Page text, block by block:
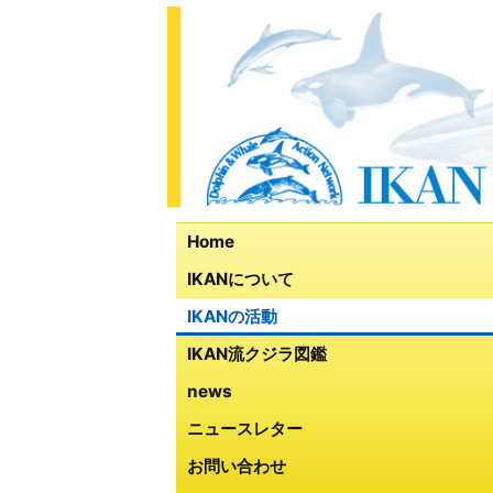
Home
IKANについて
IKANの活動
IKAN流クジラ図鑑
news
ニュースレター
お問い合わせ